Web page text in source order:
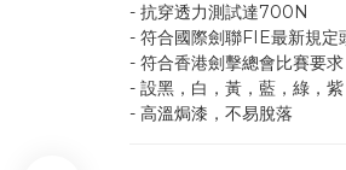
- 抗穿透力測試達700N
- 符合國際劍聯FIE最新規定
- 符合香港劍擊總會比賽要求
- 設黑，白，黃，藍，綠，
- 高溫焗漆，不易脫落